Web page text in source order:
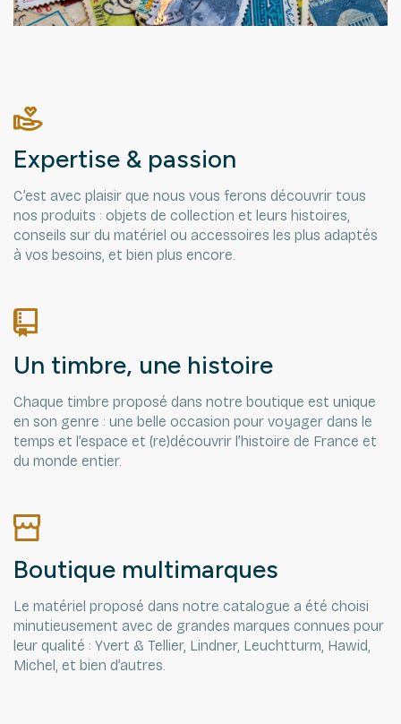
Expertise & passion
C’est avec plaisir que nous vous ferons découvrir tous
nos produits : objets de collection et leurs histoires,
conseils sur du matériel ou accessoires les plus adaptés
à vos besoins, et bien plus encore.
Un timbre, une histoire
Chaque timbre proposé dans notre boutique est unique
en son genre : une belle occasion pour voyager dans le
temps et l’espace et (re)découvrir l’histoire de France et
du monde entier.
Boutique multimarques
Le matériel proposé dans notre catalogue a été choisi
minutieusement avec de grandes marques connues pour
leur qualité : Yvert & Tellier, Lindner, Leuchtturm, Hawid,
Michel, et bien d’autres.